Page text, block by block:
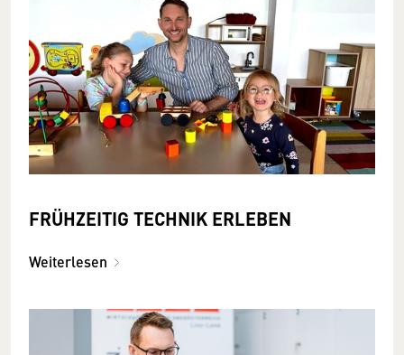
FRÜHZEITIG TECHNIK ERLEBEN
Weiterlesen